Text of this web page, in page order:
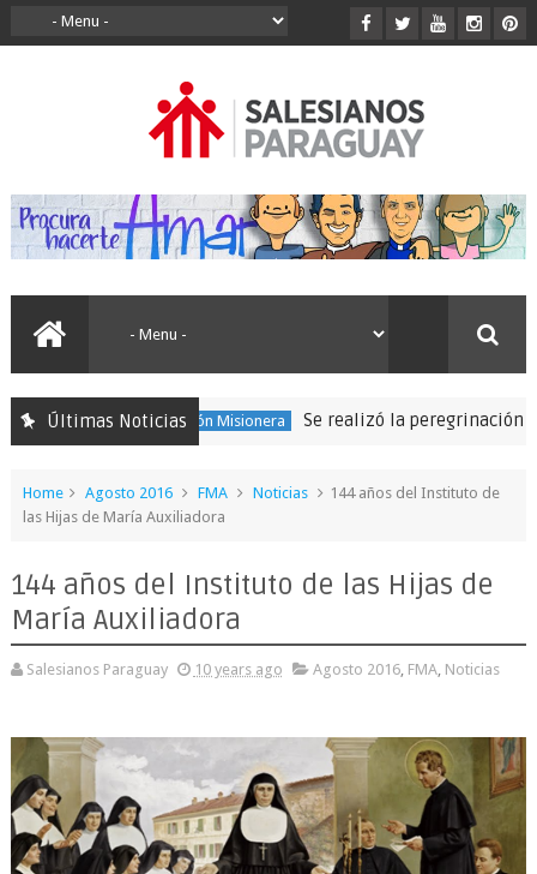
Últimas Noticias
150 Expedición Misionera Se realizó la peregrinación para
Home Agosto 2016 FMA Noticias
144 años del Instituto de
las Hijas de María Auxiliadora
144 años del Instituto de las Hijas de
María Auxiliadora
Salesianos Paraguay 10 years ago Agosto 2016, FMA, Noticias